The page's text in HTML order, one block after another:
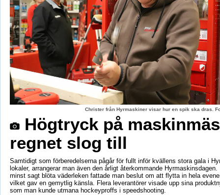
Christer från Hyrmaskiner visar hur en spik ska dras.
Högtryck på
regnet slog till
Samtidigt som förberedelserna pågår för fullt inför kvällens stora gala i
lokaler, arrangerar man även den årligt återkommande
minst sagt blöta väderleken fattade man beslut om att flytta in hela
vilket gav en gemytlig känsla. Flera leverantörer visade upp sina
som man kunde utmana hockeyproffs i speedshooting.